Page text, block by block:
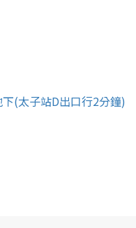
(太子站D出口行2分鐘)